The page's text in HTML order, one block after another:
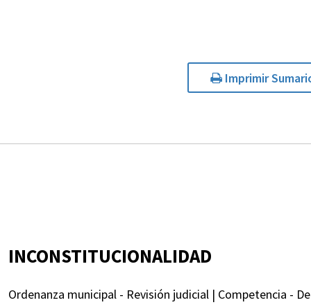
Imprimir
INCONSTITUCIONALIDAD
Ordenanza municipal - Revisión judicial | Competencia -